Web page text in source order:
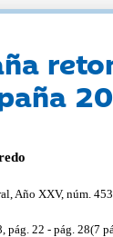
Año XXV, núm. 453
pág. 22 - pág. 28(7